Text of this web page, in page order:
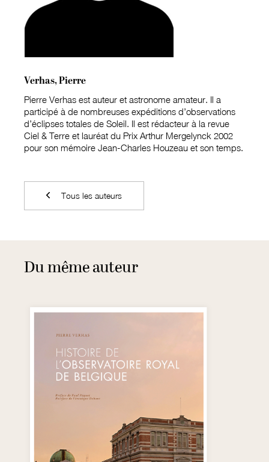
Verhas, Pierre
Pierre Verhas est auteur et astronome amateur. Il a
participé à de nombreuses expéditions d’observations
d’éclipses totales de Soleil. Il est rédacteur à la revue
Ciel & Terre et lauréat du Prix Arthur Mergelynck 2002
pour son mémoire Jean-Charles Houzeau et son temps.
Tous les auteurs
Du même auteur